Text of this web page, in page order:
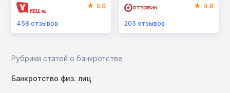
5.0
458 отзывов
4.8
205отзывов
Рубрики статей о банкротстве
Банкротство физ. лиц